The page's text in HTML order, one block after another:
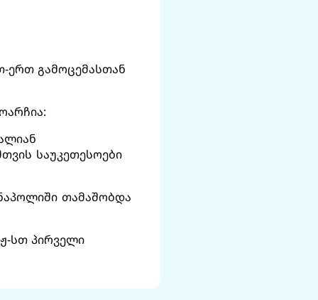
ერთ გამოცემასთან
საუკეთესოები
თამაშობდა
სთ პირველი